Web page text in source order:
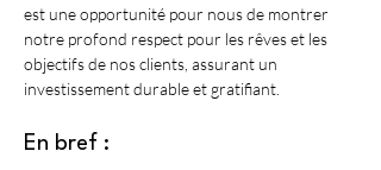
est une opportunité pour nous de montrer
notre profond respect pour les rêves et les
objectifs de nos clients, assurant un
investissement durable et gratifiant.
En bref :